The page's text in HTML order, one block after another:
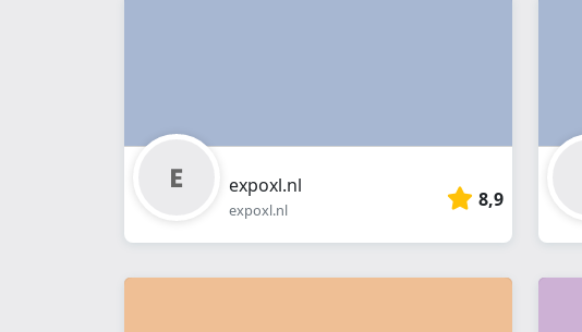
expoxl.nl
expoxl.nl 8,9